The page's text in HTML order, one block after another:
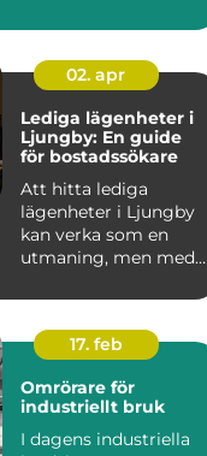
avgörande roll.
Låssmed S...
02. apr
Lediga lägenheter i
Ljungby: En guide
för bostadssökare
Att hitta lediga
lägenheter i Ljungby
kan verka som en
utmaning, men med
17. feb
Omrörare för
industriellt bruk
I dagens industriella